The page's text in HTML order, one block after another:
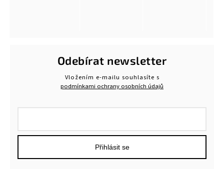
Odebírat newsletter
Vložením e-mailu souhlasíte s
podmínkami ochrany osobních údajů
Přihlásit se